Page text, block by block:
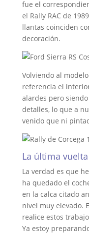
fue el
el Rally RAC de
llantas coinciden
decoración.
Volviendo al
referencia el
alardes pero
detalles, lo que a
venido que ni
La última vuelta
La verdad es que
ha quedado el
en la calca citado
nivel muy elevado.
realice estos
Ya estoy